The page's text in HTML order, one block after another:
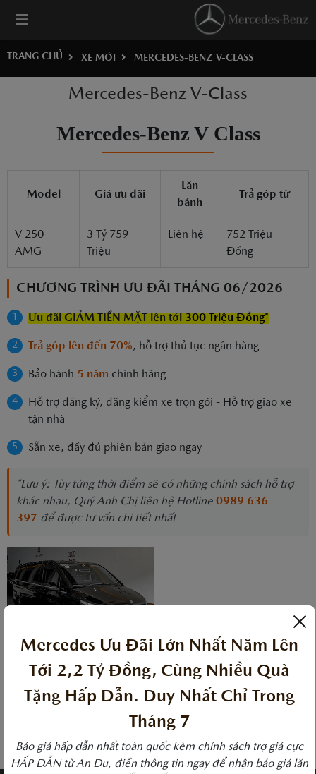
TRANG CHỦ XE MỚI MERCEDES-BENZ V-CLASS
Mercedes-Benz V-Class
Mercedes-Benz V Class
Model Giá ưu đãi
Lăn
bánh
Trả góp từ
V 250
AMG
3 Tỷ 759
Triệu
Liên hệ
752 Triệu
Đồng
CHƯƠNG TRÌNH ƯU ĐÃI THÁNG 06/2026
Ưu đãi GIẢM TIỀN MẶT lên tới 300 Triệu Đồng*
Trả góp lên đến 70%, hỗ trợ thủ tục ngân hàng
Bảo hành 5 năm chính hãng
Hỗ trợ đăng ký, đăng kiểm xe trọn gói - Hỗ trợ giao xe
tận nhà
Sẵn xe, đầy đủ phiên bản giao ngay
*Lưu ý: Tùy từng thời điểm sẽ có những chính sách hỗ trợ
khác nhau, Quý Anh Chị liên hệ Hotline 0989 636
397 để được tư vấn chi tiết nhất
Mercedes-Benz V250
Luxury
Nhận khuyến mãi
Mercedes Ưu Đãi Lớn Nhất Năm Lên
Tới 2,2 Tỷ Đồng, Cùng Nhiều Quà
Tặng Hấp Dẫn. Duy Nhất Chỉ Trong
Tháng 7
Báo giá hấp dẫn nhất toàn quốc kèm chính sách trợ giá cực
HẤP DẪN từ An Du, điền thông tin ngay để nhận báo giá lăn